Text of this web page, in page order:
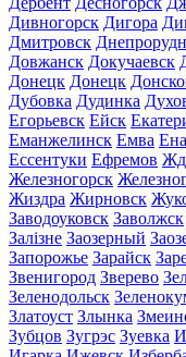
Дивногорск Дигора
Дмитровск
Довжанск Докучаевск
Донецк Донецк
Дубовка Дудинка
Егорьевск Ейск
Еманжелинск Емва
Ессентуки Ефремов
Железногорск
Жиздра Жирновск
Заводоуковск Заволжск
Залізне Заозерный
Запорожье Зарайск
Звенигород Зверево
Зеленодольск
Златоуст Злынка
Зубцов Зугрэс Зуевка